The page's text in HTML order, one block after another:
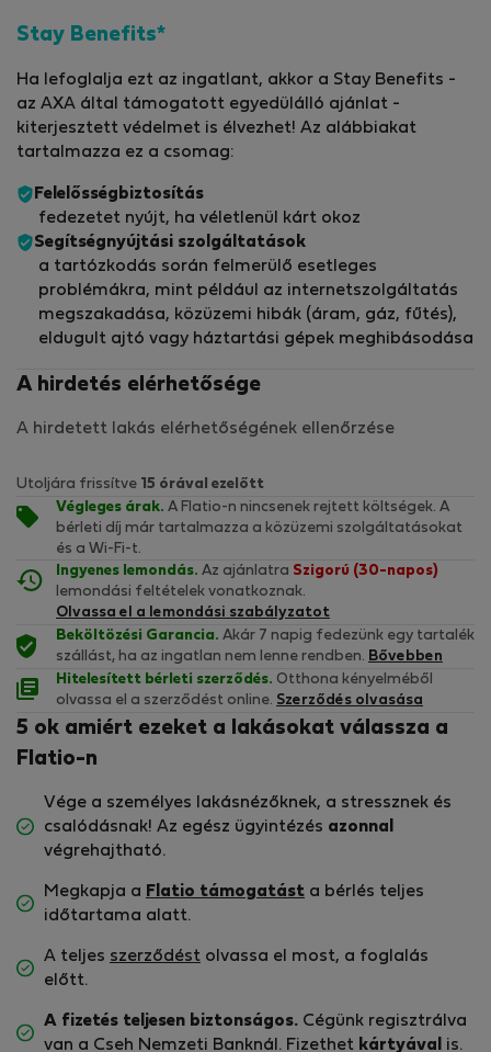
Stay Benefits*
Ha lefoglalja ezt az ingatlant, akkor a Stay Benefits -
az AXA által támogatott egyedülálló ajánlat -
kiterjesztett védelmet is élvezhet! Az alábbiakat
tartalmazza ez a csomag:
Felelősségbiztosítás
fedezetet nyújt, ha véletlenül kárt okoz
Segítségnyújtási szolgáltatások
a tartózkodás során felmerülő esetleges
problémákra, mint például az internetszolgáltatás
megszakadása, közüzemi hibák (áram, gáz, fűtés),
eldugult ajtó vagy háztartási gépek meghibásodása
A hirdetés elérhetősége
A hirdetett lakás elérhetőségének ellenőrzése
Utoljára frissítve
15 órával ezelőtt
Végleges árak. A Flatio-n nincsenek rejtett költségek. A
bérleti díj már tartalmazza a közüzemi szolgáltatásokat
és a Wi-Fi-t.
Ingyenes lemondás. Az ajánlatra Szigorú (30-napos)
lemondási feltételek vonatkoznak.
Olvassa el a lemondási szabályzatot
Beköltözési Garancia. Akár 7 napig fedezünk egy tartalék
szállást, ha az ingatlan nem lenne rendben. Bővebben
Hitelesített bérleti szerződés. Otthona kényelméből
olvassa el a szerződést online. Szerződés olvasása
5 ok amiért ezeket a lakásokat válassza a
Flatio-n
Vége a személyes lakásnézőknek, a stressznek és
csalódásnak! Az egész ügyintézés azonnal
végrehajtható.
Megkapja a Flatio támogatást a bérlés teljes
időtartama alatt.
A teljes szerződést olvassa el most, a foglalás
előtt.
A fizetés teljesen biztonságos. Cégünk regisztrálva
van a Cseh Nemzeti Banknál. Fizethet kártyával is.